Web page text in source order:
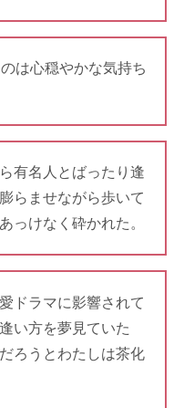
は心穏やかな気持ち
有名人とばったり逢
らませながら歩いて
っけなく砕かれた。
ドラマに影響されて
い方を夢見ていた
ろうとわたしは茶化